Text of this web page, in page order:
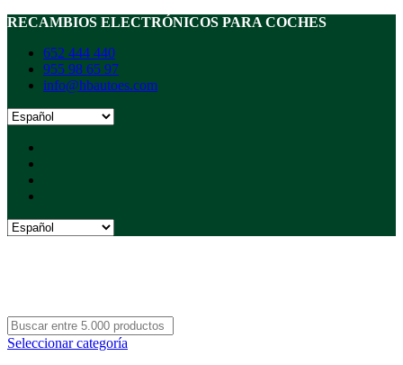
RECAMBIOS ELECTRÓNICOS PARA COCHES
652 444 440
955 98 65 97
info@hbautoes.com
Seleccionar categoría